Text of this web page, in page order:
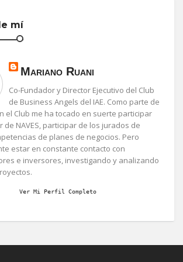
mí
Mariano Ruani
Co-Fundador y Director Ejecutivo del Club
de Business Angels del IAE. Como parte de
el Club me ha tocado en suerte participar
de NAVES, participar de los jurados de
de planes de negocios. Pero
estar en constante contacto con
e inversores, investigando y analizando
Ver Mi Perfil Completo